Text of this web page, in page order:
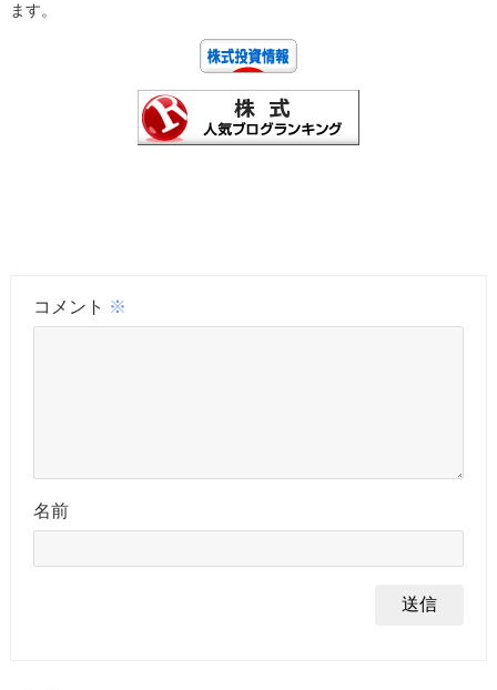
ます。
コメント ※
名前